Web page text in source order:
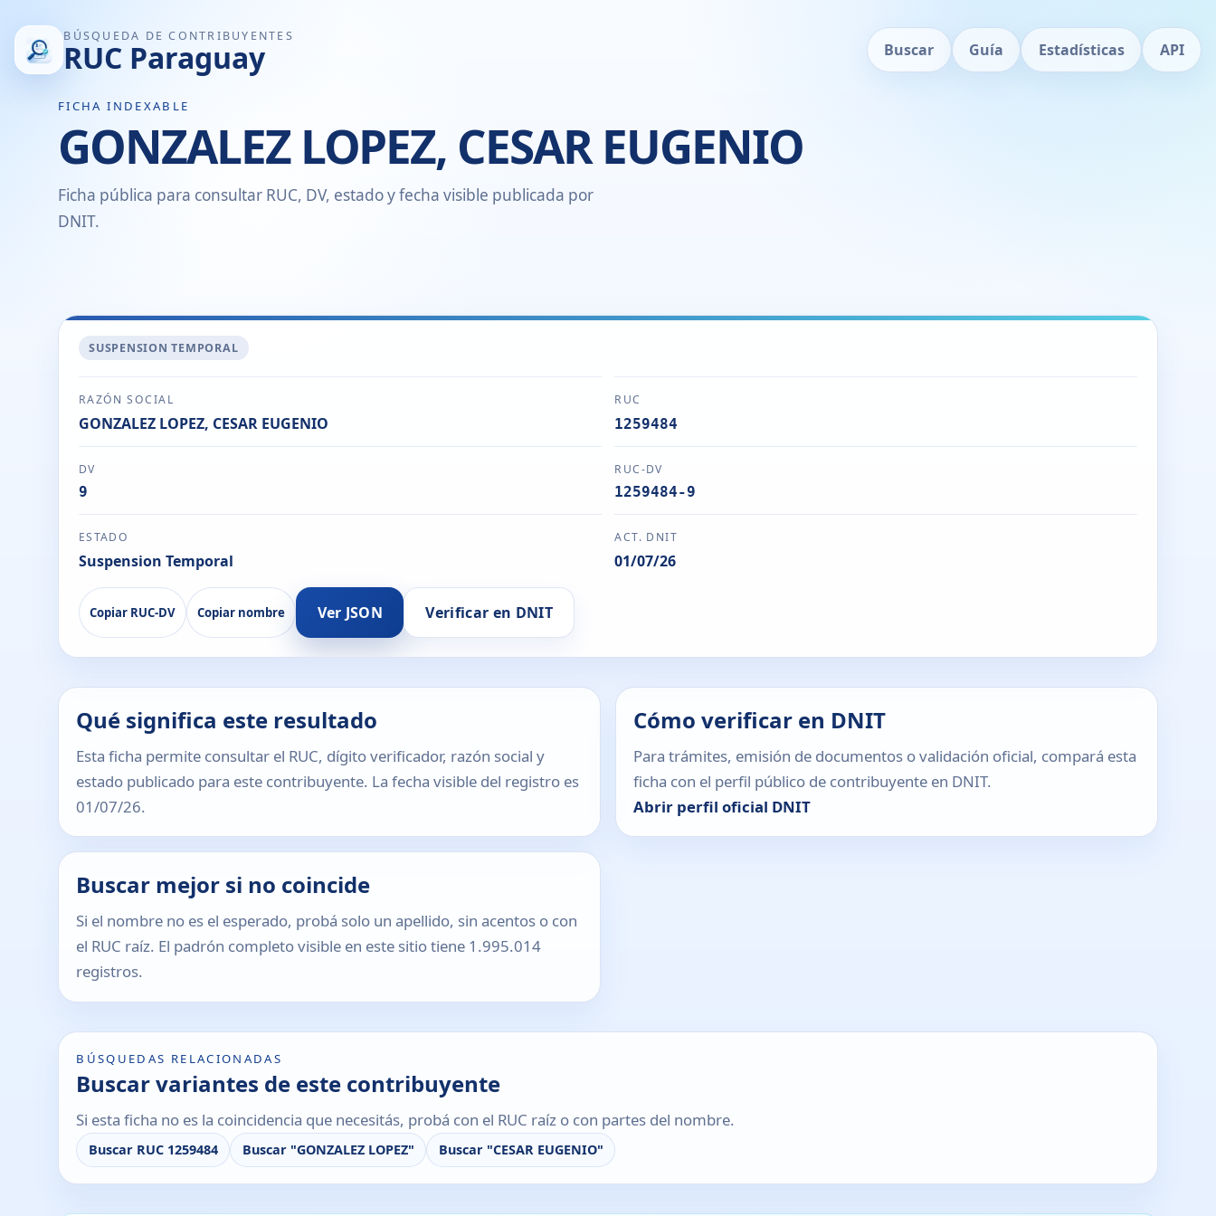
BÚSQUEDA DE CONTRIBUYENTES
RUC Paraguay Buscar Guía Estadísticas API
FICHA INDEXABLE
GONZALEZ LOPEZ, CESAR EUGENIO
Ficha pública para consultar RUC, DV, estado y fecha visible publicada por
DNIT.
SUSPENSION TEMPORAL
RAZÓN SOCIAL
GONZALEZ LOPEZ, CESAR EUGENIO
RUC
1259484
DV
9
RUC-DV
1259484-9
ESTADO
Suspension Temporal
ACT. DNIT
01/07/26
Copiar RUC-DV Copiar nombre Ver JSON Verificar en DNIT
Qué significa este resultado
Esta ficha permite consultar el RUC, dígito verificador, razón social y
estado publicado para este contribuyente. La fecha visible del registro es
01/07/26.
Cómo verificar en DNIT
Para trámites, emisión de documentos o validación oficial, compará esta
ficha con el perfil público de contribuyente en DNIT.
Abrir perfil oficial DNIT
Buscar mejor si no coincide
Si el nombre no es el esperado, probá solo un apellido, sin acentos o con
el RUC raíz. El padrón completo visible en este sitio tiene 1.995.014
registros.
BÚSQUEDAS RELACIONADAS
Buscar variantes de este contribuyente
Si esta ficha no es la coincidencia que necesitás, probá con el RUC raíz o con partes del nombre.
Buscar RUC 1259484 Buscar "GONZALEZ LOPEZ" Buscar "CESAR EUGENIO"